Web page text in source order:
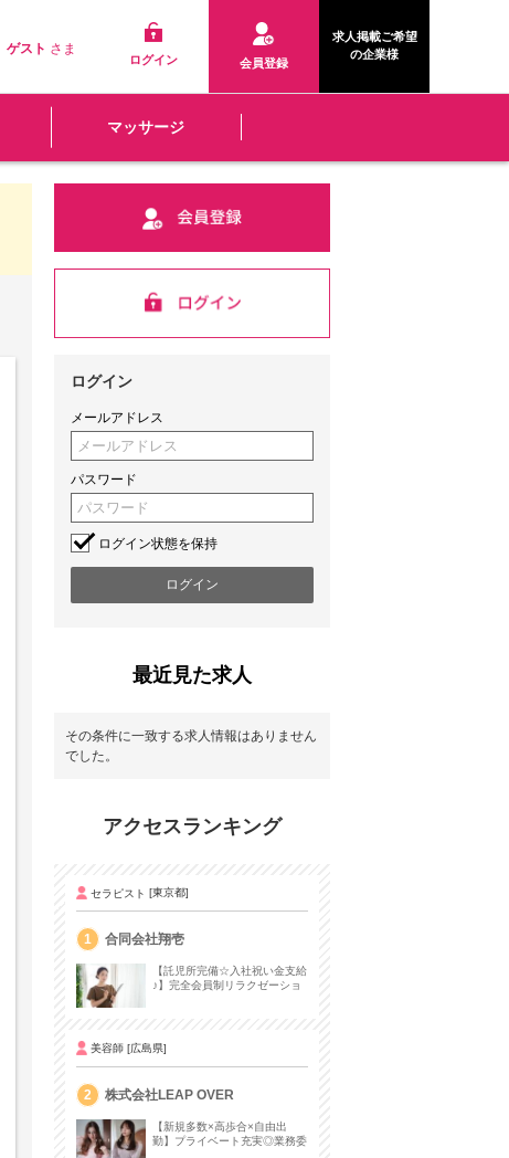
ゲスト さま
ログイン 会員登録
求人掲載ご希望
の企業様
マッサージ
ログイン
メールアドレス
パスワード
ログイン状態を保持
最近見た求人
その条件に一致する求人情報はありません
でした。
アクセスランキング
セラピスト [東京都]
1 合同会社翔壱
【託児所完備☆入社祝い金支給
♪】完全会員制リラクゼーショ
美容師 [広島県]
2 株式会社LEAP OVER
【新規多数×高歩合×自由出
勤】プライベート充実◎業務委